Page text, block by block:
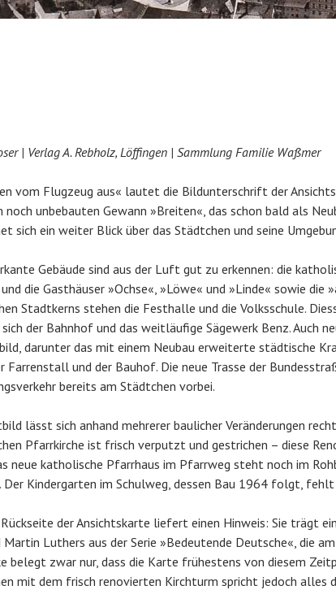
| Verlag A. Rebholz, Löffingen | Sammlung Familie Waßmer
vom Flugzeug aus« lautet die Bildunterschrift der
noch unbebauten Gewann »Breiten«, das schon bald als
sich ein weiter Blick über das Städtchen und seine
Gebäude sind aus der Luft gut zu erkennen: die
die Gasthäuser »Ochse«, »Löwe« und »Linde« sowie die
Stadtkerns stehen die Festhalle und die Volksschule.
der Bahnhof und das weitläufige Sägewerk Benz. Auch
darunter das mit einem Neubau erweiterte städtische
Farrenstall und der Bauhof. Die neue Trasse der
bereits am Städtchen vorbei.
lässt sich anhand mehrerer baulicher Veränderungen
Pfarrkirche ist frisch verputzt und gestrichen – diese
neue katholische Pfarrhaus im Pfarrweg steht noch im
Der Kindergarten im Schulweg, dessen Bau 1964 folgt, fehlt
Rückseite der Ansichtskarte liefert einen Hinweis: Sie trägt
Luthers aus der Serie »Bedeutende Deutsche«, die
belegt zwar nur, dass die Karte frühestens von diesem
mit dem frisch renovierten Kirchturm spricht jedoch alles